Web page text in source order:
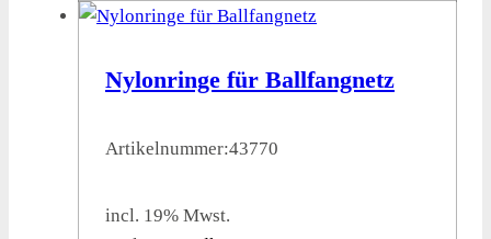
Nylonringe für Ballfangnetz
Artikelnummer:43770
incl. 19% Mwst.